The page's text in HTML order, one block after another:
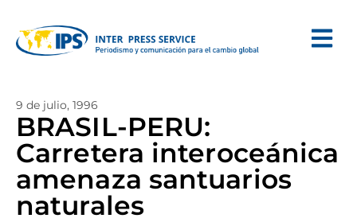
9 de julio, 1996
BRASIL-PERU:
Carretera interoceánica
amenaza santuarios
naturales